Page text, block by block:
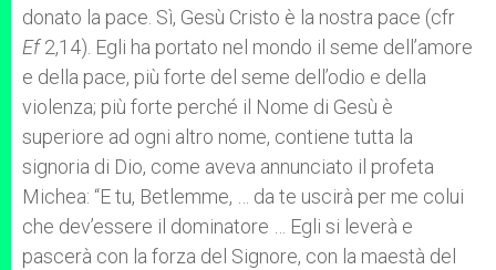
donato la pace. Sì, Gesù Cristo è la nostra pace (cfr
Ef2,14). Egli ha portato nel mondo il seme dell’amore
e della pace, più forte del seme dell’odio e della
violenza; più forte perché il Nome di Gesù è
superiore ad ogni altro nome, contiene tutta la
signoria di Dio, come aveva annunciato il profeta
Michea: “E tu, Betlemme, … da te uscirà per me colui
che dev’essere il dominatore … Egli si leverà e
pascerà con la forza del Signore, con la maestà del